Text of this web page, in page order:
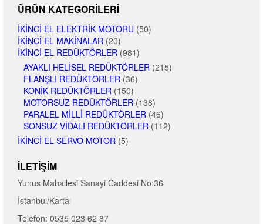
ÜRÜN KATEGORILERI
İKINCI EL ELEKTRIK MOTORU (50)
İKINCI EL MAKINALAR (20)
İKINCI EL REDÜKTÖRLER (981)
AYAKLI HELISEL REDÜKTÖRLER (215)
FLANŞLI REDÜKTÖRLER (36)
KONIK REDÜKTÖRLER (150)
MOTORSUZ REDÜKTÖRLER (138)
PARALEL MILLI REDÜKTÖRLER (46)
SONSUZ VIDALI REDÜKTÖRLER (112)
İKINCI EL SERVO MOTOR (5)
İLETIŞIM
Yunus Mahallesi Sanayi Caddesi No:36
İstanbul/Kartal
Telefon: 0535 023 62 87